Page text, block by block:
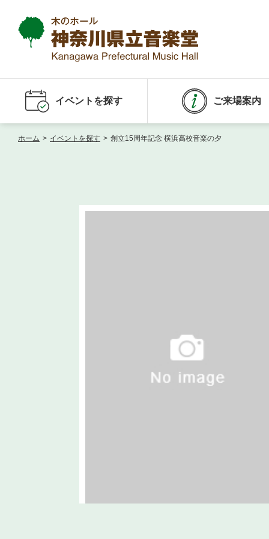
イベントを探す ご来場案内
ホーム > イベントを探す > 創立15周年記念 横浜高校音楽の夕